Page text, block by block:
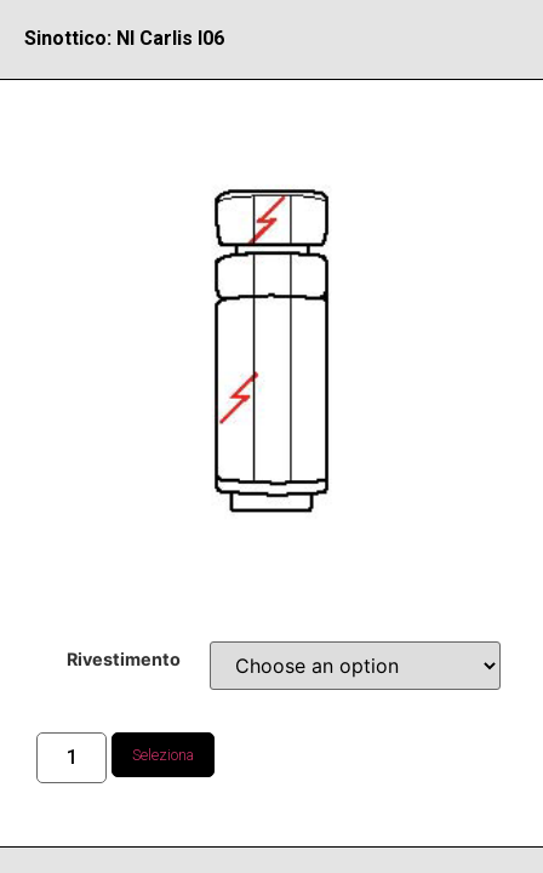
Sinottico: NI Carlis I06
Rivestimento
Seleziona